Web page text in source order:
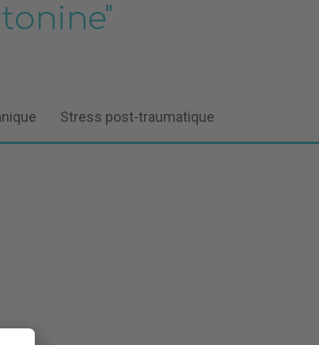
Stress post-traumatique